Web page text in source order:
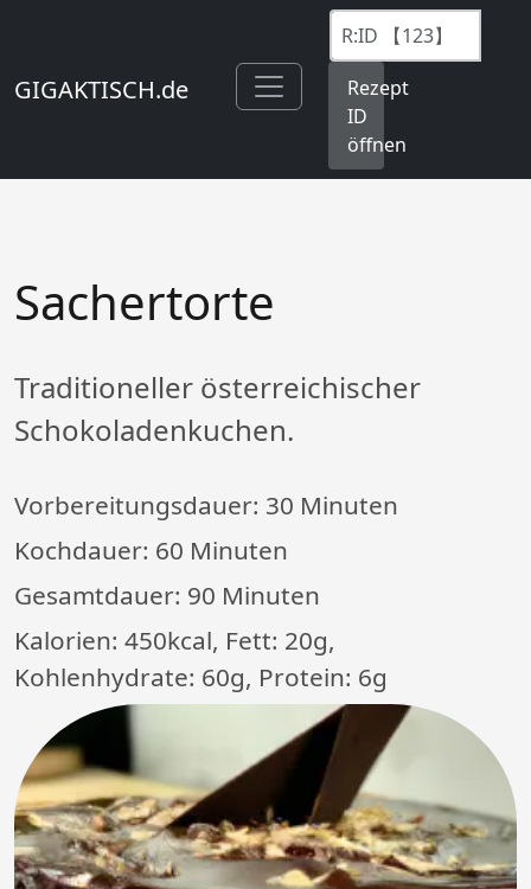
GIGAKTISCH.de
Rezept
ID
öffnen
Sachertorte
Traditioneller österreichischer
Schokoladenkuchen.
Vorbereitungsdauer: 30 Minuten
Kochdauer: 60 Minuten
Gesamtdauer: 90 Minuten
Kalorien: 450kcal, Fett: 20g,
Kohlenhydrate: 60g, Protein: 6g